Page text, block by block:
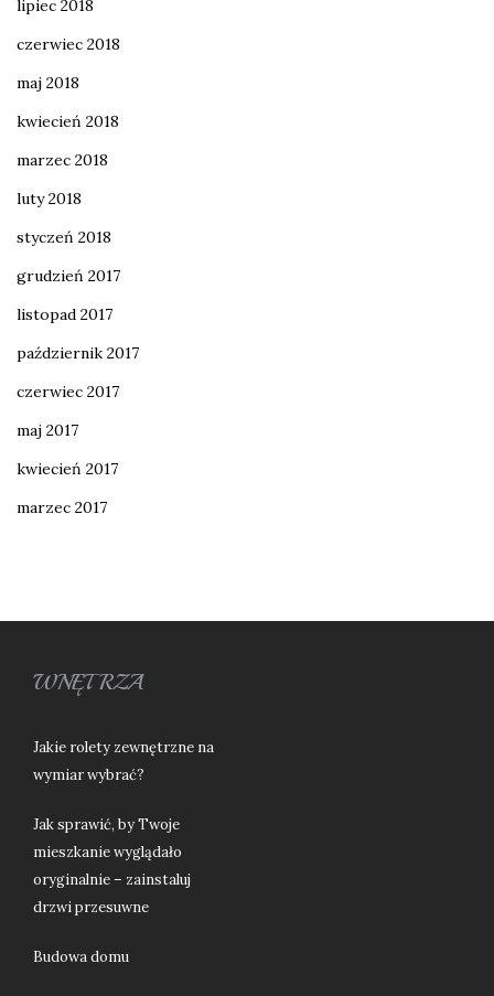
lipiec 2018
czerwiec 2018
maj 2018
kwiecień 2018
marzec 2018
luty 2018
styczeń 2018
grudzień 2017
listopad 2017
październik 2017
czerwiec 2017
maj 2017
kwiecień 2017
marzec 2017
WNĘTRZA
Jakie rolety zewnętrzne na
wymiar wybrać?
Jak sprawić, by Twoje
mieszkanie wyglądało
oryginalnie – zainstaluj
drzwi przesuwne
Budowa domu